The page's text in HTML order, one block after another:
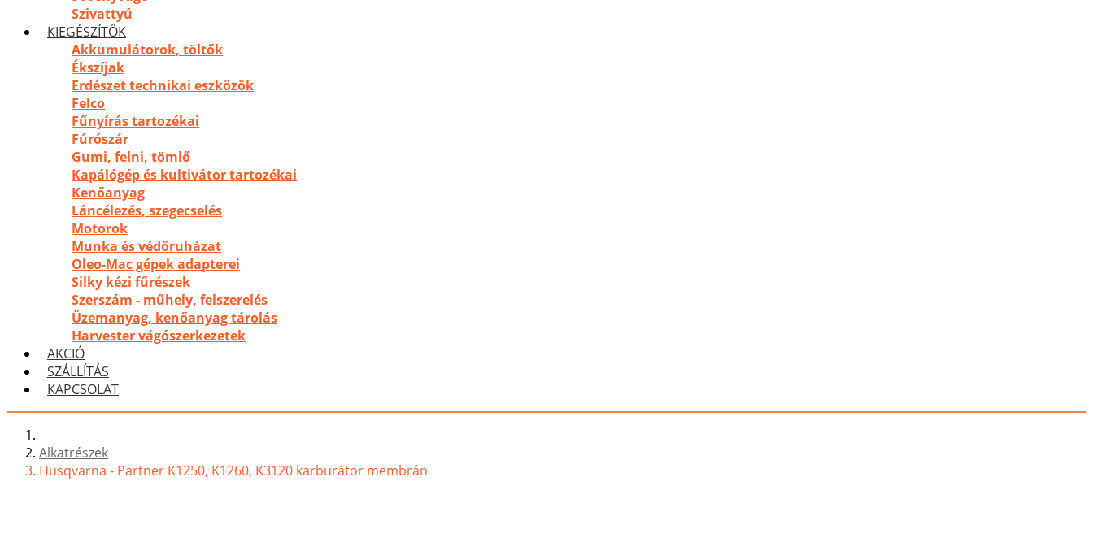
Szivattyú
KIEGÉSZÍTŐK
Akkumulátorok, töltők
Ékszíjak
Erdészet technikai eszközök
Felco
Fűnyírás tartozékai
Fúrószár
Gumi, felni, tömlő
Kapálógép és kultivátor tartozékai
Kenőanyag
Láncélezés, szegecselés
Motorok
Munka és védőruházat
Oleo-Mac gépek adapterei
Silky kézi fűrészek
Szerszám - műhely, felszerelés
Üzemanyag, kenőanyag tárolás
Harvester vágószerkezetek
AKCIÓ
SZÁLLÍTÁS
KAPCSOLAT
Alkatrészek
Husqvarna - Partner K1250, K1260, K3120 karburátor membrán